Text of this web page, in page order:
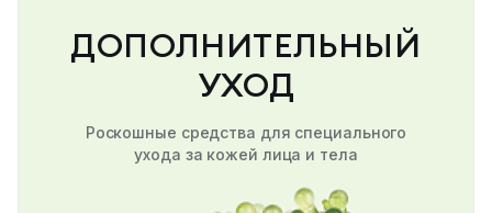
ДОПОЛНИТЕЛЬНЫЙ
УХОД
Роскошные средства для специального
ухода за кожей лица и тела